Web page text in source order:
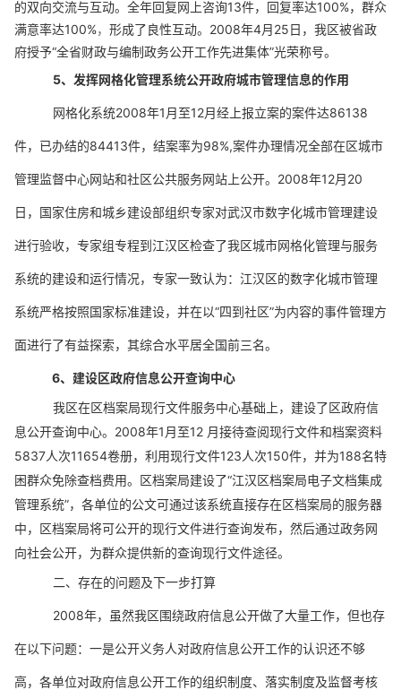
的双向交流与互动。全年回复网上咨询13件，回复率达100%，群众
满意率达100%， 形成了良性互动。 2008年4月25日，我区被省政
府授予“全省财政与编制政务公开工作先进集体”光荣称号。
5、发挥网格化管理系统公开政府城市管理信息的作用
网格化系统2008年1 月至12月经上报立案的案件达86138
件，已办结的84413件，结案率为98%,案件办理情况全部在区城市
管理监督中心网站和社区公共服务网站上公开。 2008年12月20
日 ，国家住房和城乡建设部组织专家对武汉市数字化城市管理建设
进行验收，专家组专程到江汉区检查了我区城市网格化管理与服务
系统的建设和运行情况，专家一致认为：江汉区的数字化城市管理
系统严格按照国家标准建设，并在以“四到社区”为内容的事件管理方
面进行了有益探索，其综合水平居全国前三名。
6、建设区政府信息公开查询中心
我区在区档案局现行文件服务中心基础上，建设了区政府信
息公开查询中心。 2008年1 月至12 月接待查阅现行文件和档案资料
5837人次11654卷册，利用现行文件123人次150件，并为188名特
困群众免除查档费用。区档案局建设了“江汉区档案局电子文档集成
管理系统”，各单位的公文可通过该系统直接存在区档案局的服务器
中，区档案局将可公开的现行文件进行查询发布，然后通过政务网
向社会公开，为群众提供新的查询现行文件途径。
二、存在的问题及下一步打算
2008年，虽然我区围绕政府信息公开做了大量工作，但也存
在以下问题： 一是公开义务人对政府信息公开工作的认识还不够
高，各单位对政府信息公开工作的组织制度、落实制度及监督考核